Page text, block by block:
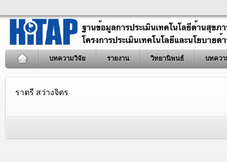
บทความวิจัย รายงาน วิทยานิพนธ์ บทควา
ราตรี สว่างจิตร